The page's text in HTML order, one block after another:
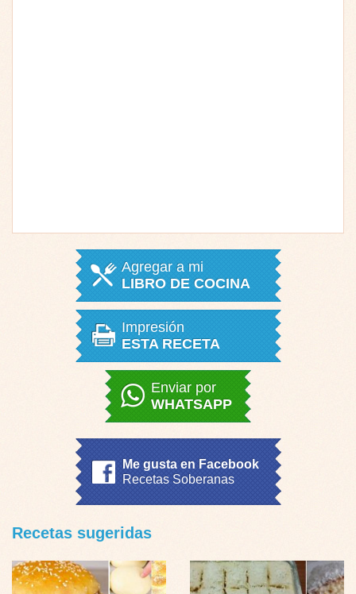
Agregar a mi
LIBRO DE COCINA
Impresión
ESTA RECETA
Enviar por
WHATSAPP
Me gusta en Facebook
Recetas Soberanas
Recetas sugeridas